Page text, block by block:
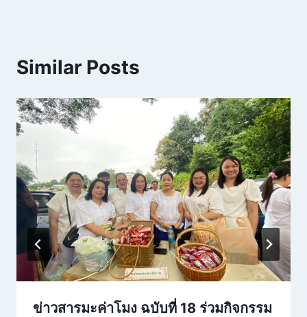
Similar Posts
ข่าวสารมะค่าโมง ฉบับที่ 18 ร่วมกิจกรรม